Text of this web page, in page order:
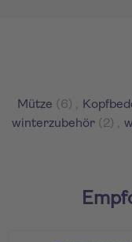
Mütze (6) ,
winterzubehör (2) ,